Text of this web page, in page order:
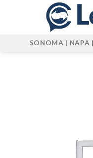
SONOMA | NAPA